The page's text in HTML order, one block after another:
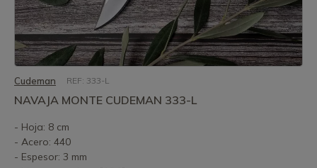
Cudeman REF: 333-L
NAVAJA MONTE CUDEMAN 333-L
- Hoja: 8 cm
- Acero: 440
- Espesor: 3 mm